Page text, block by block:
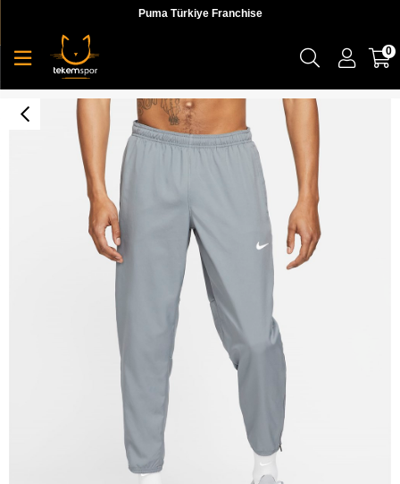
Puma Türkiye Franchise
0